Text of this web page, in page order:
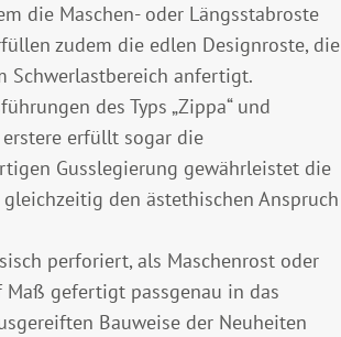
die Maschen- oder Längsstabroste
zudem die edlen Designroste, die
Schwerlastbereich anfertigt.
des Typs „Zippa“ und
erstere erfüllt sogar die
Gusslegierung gewährleistet die
den ästethischen Anspruch
perforiert, als Maschenrost oder
gefertigt passgenau in das
Bauweise der Neuheiten